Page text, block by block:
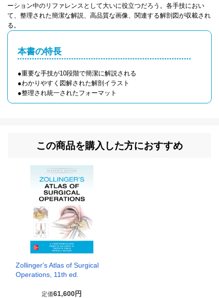
ーション中のリファレンスとして大いに役立つだろう。各手技におい
て、整理された簡潔な解説、高品質な画像、関連する解剖図が収載され
る。
本書の特長
●重要な手技が10段階で簡潔に解説される
●わかりやすく図解された解剖イラスト
●整理され統一されたフォーマット
この商品を購入した方におすすめ
Zollinger's Atlas of Surgical
Operations, 11th ed.
定価61,600円